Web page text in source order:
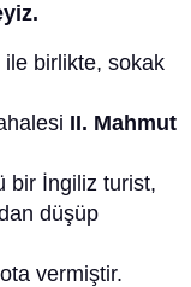
ile birlikte, sokak
II. Mahmut
bir İngiliz turist,
düşüp
vermiştir.